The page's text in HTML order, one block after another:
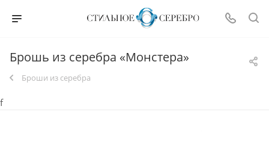
Брошь из серебра «Монстера»
Броши из серебра
f